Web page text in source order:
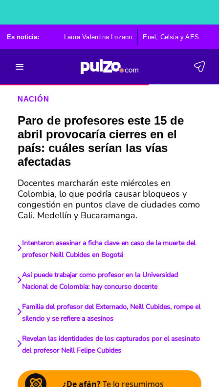
Es noticia: Laura Valentina Lozano Enel, Celsia y AES
NACIÓN
Paro de profesores este 15 de
abril provocaría cierres en el
país: cuáles serían las vías
afectadas
Docentes marcharán este miércoles en
Colombia, lo que podría causar bloqueos y
congestión en puntos clave de ciudades como
Cali, Medellín y Bucaramanga.
Intentaron asesinar a ficha clave en caso de la muerte del
profesor Neill Cubides en Bogotá
Así puede trabajar como profesor en la Universidad
Nacional de Colombia: hay concurso docente
Familia del profesor del Externado, Neill Cubides, rompe el
silencio y se refiere a asesinos
Revelan las identidades de los capturados por el asesinato
del profesor Neill Felipe Cubides
¿De afán?Te lo resumimos